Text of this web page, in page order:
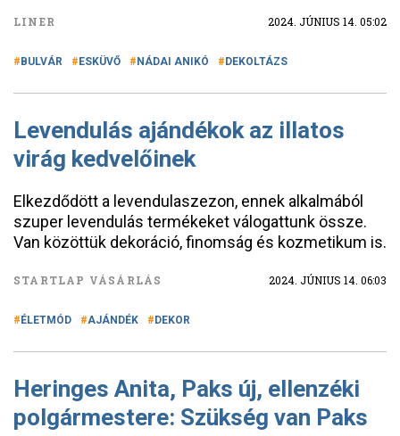
LINER 2024. JÚNIUS 14. 05:02
BULVÁR ESKÜVŐ NÁDAI ANIKÓ DEKOLTÁZS
Levendulás ajándékok az illatos
virág kedvelőinek
Elkezdődött a levendulaszezon, ennek alkalmából
szuper levendulás termékeket válogattunk össze.
Van közöttük dekoráció, finomság és kozmetikum is.
STARTLAP VÁSÁRLÁS 2024. JÚNIUS 14. 06:03
ÉLETMÓD AJÁNDÉK DEKOR
Heringes Anita, Paks új, ellenzéki
polgármestere: Szükség van Paks